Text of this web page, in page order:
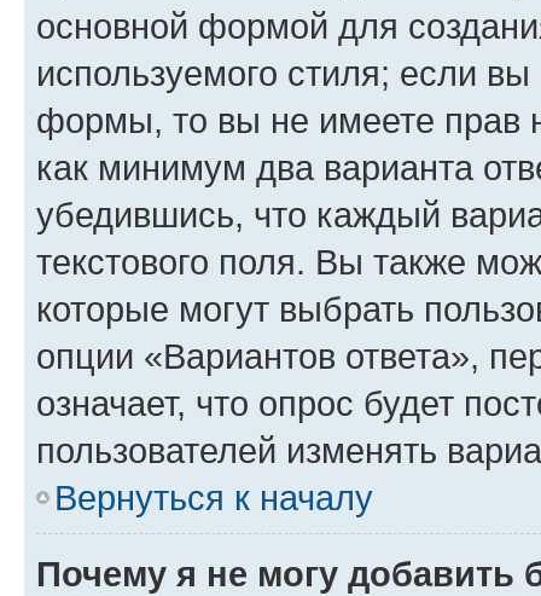
основной формой для
используемого стиля; если
формы, то вы не имеете прав
как минимум два варианта
убедившись, что каждый
текстового поля. Вы также
которые могут выбрать
опции «Вариантов ответа»,
означает, что опрос будет
пользователей изменять
Вернуться к началу
Почему я не могу добавить